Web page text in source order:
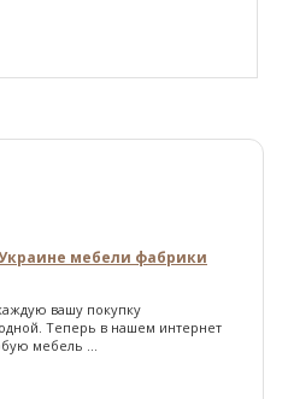
мебели фабрики
вашу покупку
Теперь в нашем интернет
мебель ...